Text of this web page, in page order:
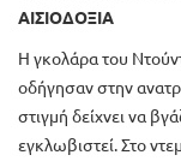
ΑΙΣΙΟΔΟΞΙΑ
Η γκολάρα του
οδήγησαν στην
στιγμή δείχνει να
εγκλωβιστεί. Στο